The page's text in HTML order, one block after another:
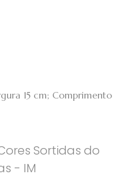
15 cm; Comprimento
Sortidas do
- IM